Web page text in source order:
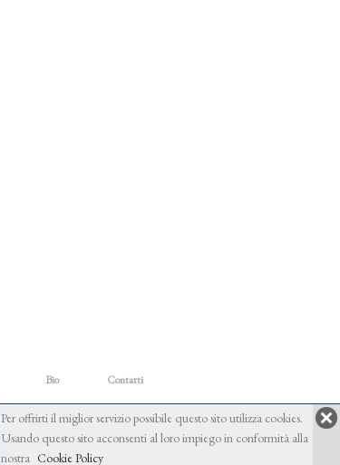
Bio Contatti
Per offrirti il miglior servizio possibile questo sito utilizza cookies.
Usando questo sito acconsenti al loro impiego in conformità alla
nostra Cookie Policy